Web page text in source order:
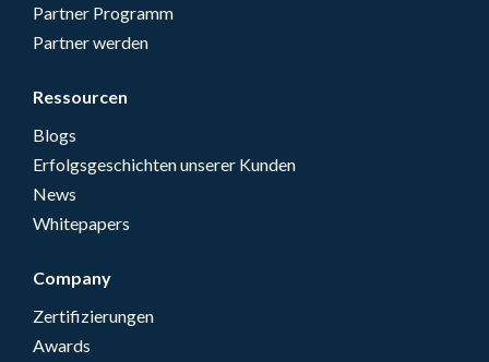
Partner Programm
Partner werden
Ressourcen
Blogs
Erfolgsgeschichten unserer Kunden
News
Whitepapers
Company
Zertifizierungen
Awards